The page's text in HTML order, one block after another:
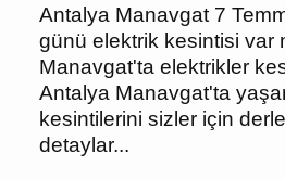
Antalya Manavgat 7
günü elektrik kesintisi
Manavgat'ta elektrikler
Antalya Manavgat'ta
kesintilerini sizler için
detaylar...